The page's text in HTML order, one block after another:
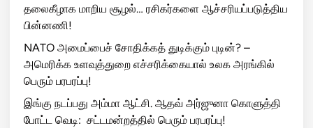
தலைகீழாக மாறிய சூழல்… ரசிகர்களை ஆச்சரியப்படுத்திய
பின்னணி!
NATO அமைப்பைச் சோதிக்கத் துடிக்கும் புடின்? –
அமெரிக்க உளவுத்துறை எச்சரிக்கையால் உலக அரங்கில்
பெரும் பரபரப்பு!
இங்கு நடப்பது அம்மா ஆட்சி. ஆதவ் அர்ஜுனா கொளுத்தி
போட்ட வெடி: சட்டமன்றத்தில் பெரும் பரபரப்பு!